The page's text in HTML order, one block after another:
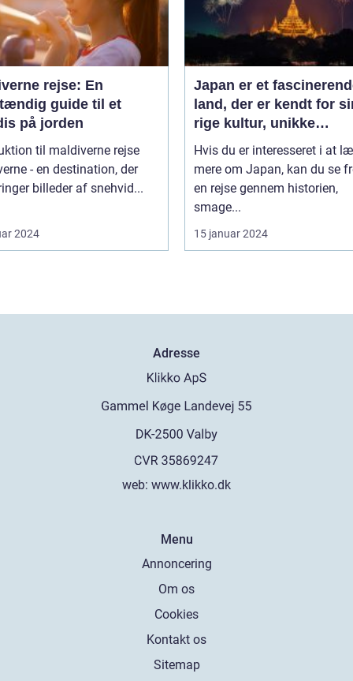
rejse: En
guide til et
på jorden
til maldiverne rejse
- en destination, der
billeder af snehvid...
2024
Japan er et
land, der er kendt for
rige kultur, unikke
traditioner og
naturlandskaber
Hvis du er interesseret i at
mere om Japan, kan du se
en rejse gennem historien,
smage...
15 januar 2024
Adresse
web: www.klikko.dk
Menu
Annoncering
Om os
Cookies
Kontakt os
Sitemap